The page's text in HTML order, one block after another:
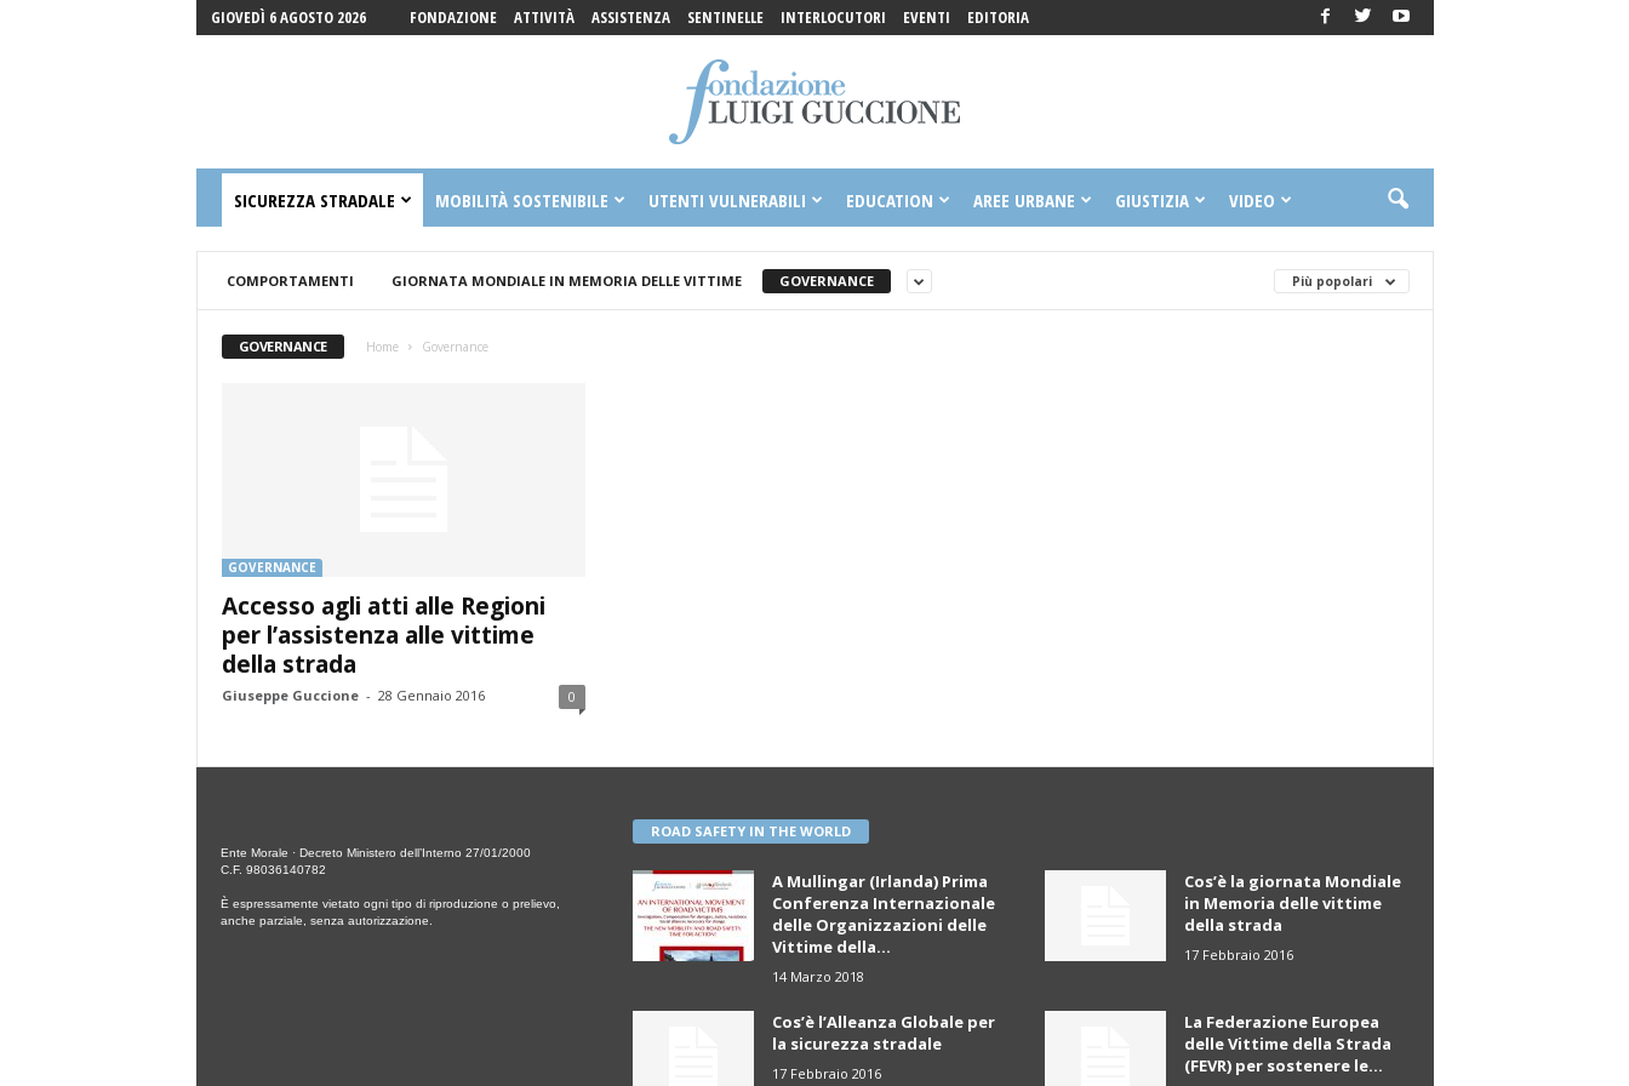
GIOVEDÌ 6 AGOSTO 2026 FONDAZIONE ATTIVITÀ ASSISTENZA SENTINELLE INTERLOCUTORI EVENTI EDITORIA
Guccione
Onlus
SICUREZZA STRADALE MOBILITÀ SOSTENIBILE UTENTI VULNERABILI EDUCATION AREE URBANE GIUSTIZIA VIDEO
COMPORTAMENTI GIORNATA MONDIALE IN MEMORIA DELLE VITTIME GOVERNANCE Più popolari
GOVERNANCE Home Governance
GOVERNANCE
Accesso agli atti alle Regioni
per l’assistenza alle vittime
della strada
Giuseppe Guccione - 28 Gennaio 2016 0
Ente Morale · Decreto Ministero dell’Interno 27/01/2000
C.F. 98036140782
È espressamente vietato ogni tipo di riproduzione o prelievo,
anche parziale, senza autorizzazione.
ROAD SAFETY IN THE WORLD
A Mullingar (Irlanda) Prima
Conferenza Internazionale
delle Organizzazioni delle
Vittime della...
14 Marzo 2018
Cos’è la giornata Mondiale
in Memoria delle vittime
della strada
17 Febbraio 2016
Cos’è l’Alleanza Globale per
la sicurezza stradale
17 Febbraio 2016
La Federazione Europea
delle Vittime della Strada
(FEVR) per sostenere le...